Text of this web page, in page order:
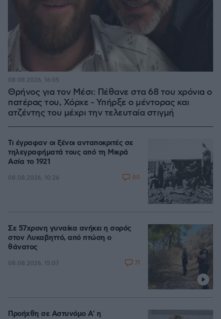
Θρήνος για τον Μέσι: Πέθανε στα 68 του χρόνια ο
πατέρας του, Χόρχε - Υπήρξε ο μέντορας και
ατζέντης του μέχρι την τελευταία στιγμή
08.08.2026, 16:05
Τι έγραφαν οι ξένοι ανταποκριτές σε
τηλεγραφήματά τους από τη Μικρά
Ασία το 1921
08.08.2026, 10:26 80
Σε 57χρονη γυναίκα ανήκει η σορός
στον Λυκαβηττό, από πτώση ο
θάνατος
08.08.2026, 15:07 71
Προήχθη σε Αστυνόμο Α' η